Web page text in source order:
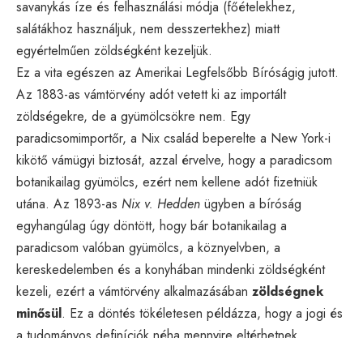
savanykás íze és felhasználási módja (főételekhez,
salátákhoz használjuk, nem desszertekhez) miatt
egyértelműen zöldségként kezeljük.
Ez a vita egészen az Amerikai Legfelsőbb Bíróságig jutott.
Az 1883-as vámtörvény adót vetett ki az importált
zöldségekre, de a gyümölcsökre nem. Egy
paradicsomimportőr, a Nix család beperelte a New York-i
kikötő vámügyi biztosát, azzal érvelve, hogy a paradicsom
botanikailag gyümölcs, ezért nem kellene adót fizetniük
utána. Az 1893-as Nix v. Hedden ügyben a bíróság
egyhangúlag úgy döntött, hogy bár botanikailag a
paradicsom valóban gyümölcs, a köznyelvben, a
kereskedelemben és a konyhában mindenki zöldségként
kezeli, ezért a vámtörvény alkalmazásában zöldségnek
minősül. Ez a döntés tökéletesen példázza, hogy a jogi és